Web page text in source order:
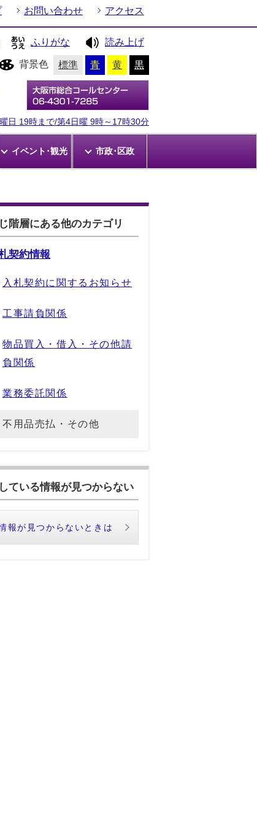
お問い合わせ アクセス
ふりがな 読み上げ
背景色 標準 青 黄 黒
日 19時まで/第4日曜 9時～17時30分
イベント･観光 市政･区政
階層にある他のカテゴリ
契約情報
入札契約に関するお知らせ
工事請負関係
物品買入・借入・その他請
負関係
業務委託関係
不用品売払・その他
ている情報が見つからない
報が見つからないときは